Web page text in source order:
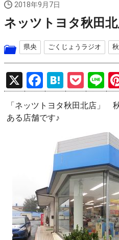
2018年9月7日
ネッツトヨタ秋田
県央 ごくじょうラジオ
X
F
a
ce
k
H
at
e
a
P
o
ck
et
Li
n
「ネッツトヨタ秋田北店」
ある店舗です♪